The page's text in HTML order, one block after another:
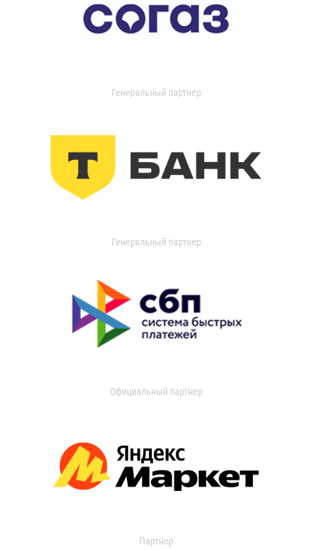
Генеральный партнер
Генеральный партнер
Официальный партнер
Партнер